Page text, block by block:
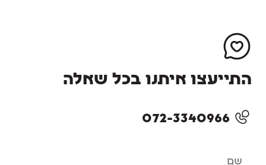
התייעצו איתנו בכל שאלה
072-3340966